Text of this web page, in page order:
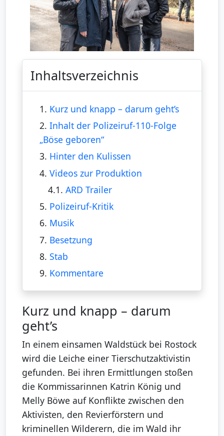
Inhaltsverzeichnis
1. Kurz und knapp – darum geht’s
2. Inhalt der Polizeiruf-110-Folge
„Böse geboren“
3. Hinter den Kulissen
4. Videos zur Produktion
4.1.ARD Trailer
5. Polizeiruf-Kritik
6. Musik
7. Besetzung
8. Stab
9. Kommentare
Kurz und knapp – darum
geht’s
In einem einsamen Waldstück bei Rostock
wird die Leiche einer Tierschutzaktivistin
gefunden. Bei ihren Ermittlungen stoßen
die Kommissarinnen Katrin König und
Melly Böwe auf Konflikte zwischen den
Aktivisten, den Revierförstern und
kriminellen Wilderern, die im Wald ihr